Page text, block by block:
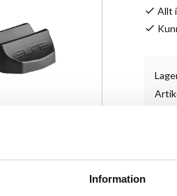
Information
Allt
Elite